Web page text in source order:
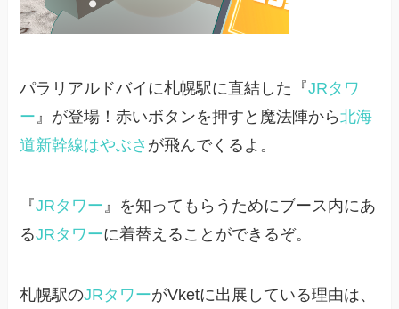
パラリアルドバイに札幌駅に直結した『JRタワ
ー』が登場！赤いボタンを押すと魔法陣から北海
道新幹線はやぶさ が飛んでくるよ。
『JRタワー』を知ってもらうためにブース内にあ
るJRタワーに着替えることができるぞ。
札幌駅のJRタワーがVketに出展している理由は、